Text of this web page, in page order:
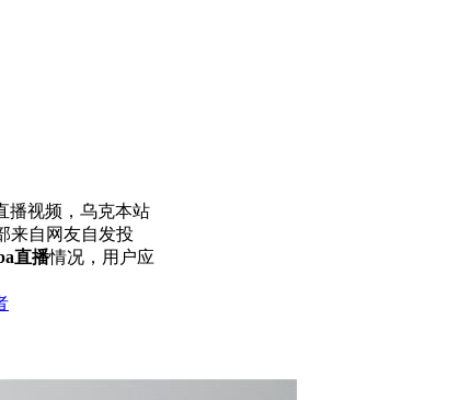
播视频，乌克本站
来自网友自发投
直播情况，用户应